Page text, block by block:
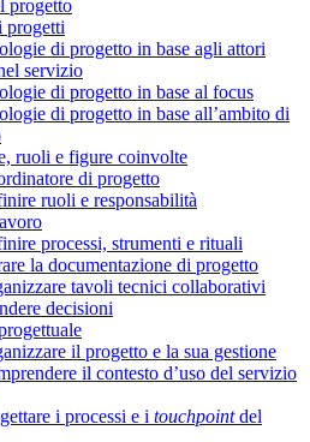
progetto
progetti
di progetto in base agli attori
servizio
di progetto in base al focus
di progetto in base all’ambito di
ruoli e figure coinvolte
di progetto
ruoli e responsabilità
processi, strumenti e rituali
la documentazione di progetto
tavoli tecnici collaborativi
decisioni
il progetto e la sua gestione
il contesto d’uso del servizio
i processi e i touchpointdel